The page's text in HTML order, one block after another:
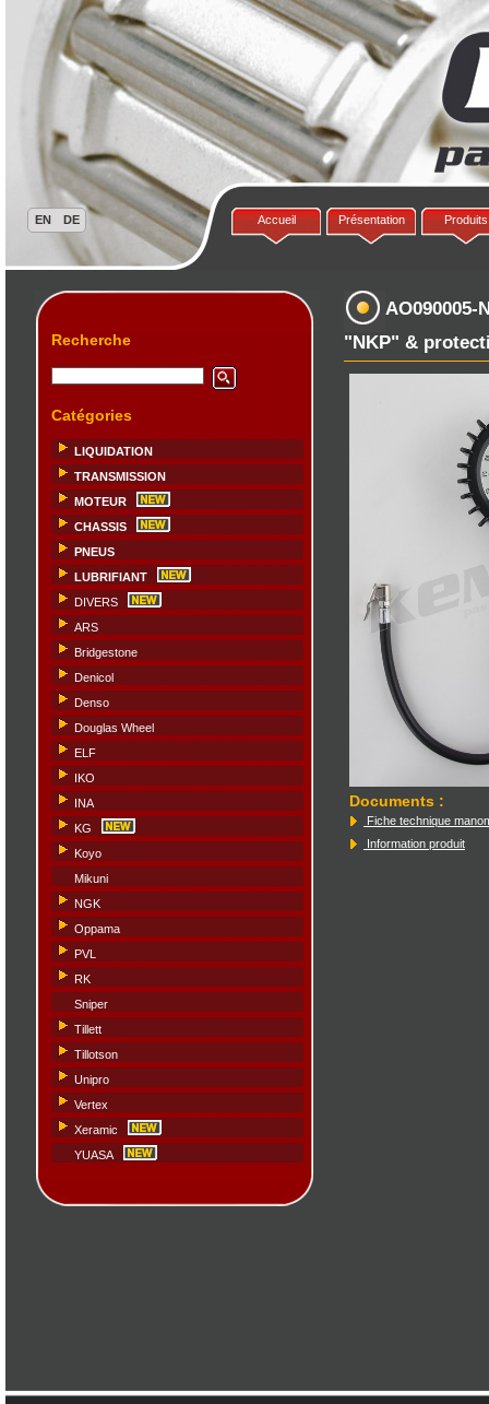
Accueil Présentation Produits
Recherche
Catégories
LIQUIDATION
TRANSMISSION
MOTEUR
CHASSIS
PNEUS
LUBRIFIANT
DIVERS
ARS
Bridgestone
Denicol
Denso
Douglas Wheel
ELF
IKO
INA
KG
Koyo
Mikuni
NGK
Oppama
PVL
RK
Sniper
Tillett
Tillotson
Unipro
Vertex
Xeramic
YUASA
AO090005-
"NKP" &
Documents :
Fiche technique
Information produit